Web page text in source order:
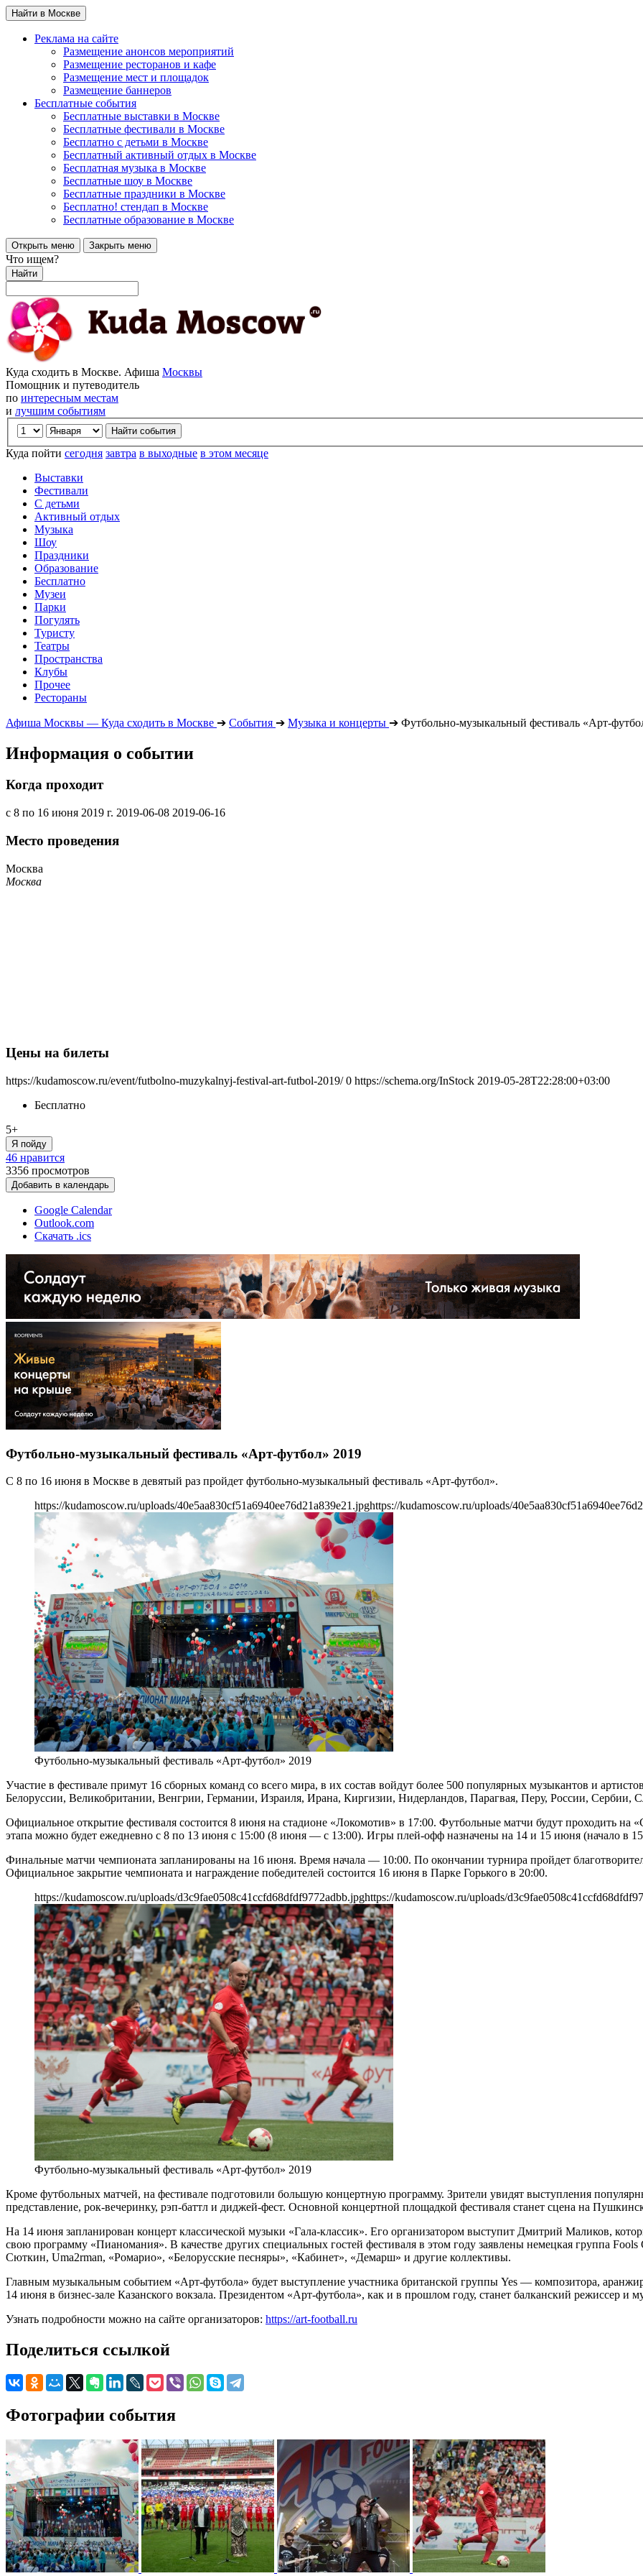
Найти в Москве
Реклама на сайте
Размещение анонсов мероприятий
Размещение ресторанов и кафе
Размещение мест и площадок
Размещение баннеров
Бесплатные события
Бесплатные выставки в Москве
Бесплатные фестивали в Москве
Бесплатно с детьми в Москве
Бесплатный активный отдых в Москве
Бесплатная музыка в Москве
Бесплатные шоу в Москве
Бесплатные праздники в Москве
Бесплатно! стендап в Москве
Бесплатные образование в Москве
Открыть меню Закрыть меню
Что ищем?
Найти
Куда сходить в Москве. Афиша Москвы
Помощник и путеводитель
по интересным местам
и лучшим событиям
Куда пойти сегодня завтра в выходные в этом месяце
Выставки
Фестивали
С детьми
Активный отдых
Музыка
Шоу
Праздники
Образование
Бесплатно
Музеи
Парки
Погулять
Туристу
Театры
Пространства
Клубы
Прочее
Рестораны
Афиша Москвы — Куда сходить в Москве ➔ События ➔ Музыка и концерты ➔ Футбольно-музыкальный фестиваль «Арт-
Информация о событии
Когда проходит
с 8 по 16 июня 2019 г. 2019-06-08 2019-06-16
Место проведения
Москва
Москва
Цены на билеты
https://kudamoscow.ru/event/futbolno-muzykalnyj-festival-art-futbol-2019/ 0 https://schema.org/InStock 2019-05-28T22:28:00+03:00
Бесплатно
5+
Я пойду
46 нравится
3356 просмотров
Добавить в календарь
Google Calendar
Outlook.com
Скачать .ics
Футбольно-музыкальный фестиваль «Арт-футбол» 2019
С 8 по 16 июня в Москве в девятый раз пройдет футбольно-музыкальный фестиваль «Арт-футбол».
https://kudamoscow.ru/uploads/40e5aa830cf51a6940ee76d21a839e21.jpghttps://kudamoscow.ru/uploads/
Футбольно-музыкальный фестиваль «Арт-футбол» 2019
Участие в фестивале примут 16 сборных команд со всего мира, в их состав войдут более 500 популярных музыкантов и
Белоруссии, Великобритании, Венгрии, Германии, Израиля, Ирана, Киргизии, Нидерландов, Парагвая, Перу, России,
Официальное открытие фестиваля состоится 8 июня на стадионе «Локомотив» в 17:00. Футбольные матчи будут проходить на
этапа можно будет ежедневно с 8 по 13 июня с 15:00 (8 июня — с 13:00). Игры плей-офф назначены на 14 и 15 июня (начало в
Финальные матчи чемпионата запланированы на 16 июня. Время начала — 10:00. По окончании турнира пройдет
Официальное закрытие чемпионата и награждение победителей состоится 16 июня в Парке Горького в 20:00.
https://kudamoscow.ru/uploads/d3c9fae0508c41ccfd68dfdf9772adbb.jpghttps://kudamoscow.ru/uploads/
Футбольно-музыкальный фестиваль «Арт-футбол» 2019
Кроме футбольных матчей, на фестивале подготовили большую концертную программу. Зрители увидят выступления
представление, рок-вечеринку, рэп-баттл и диджей-фест. Основной концертной площадкой фестиваля станет сцена на
На 14 июня запланирован концерт классической музыки «Гала-классик». Его организатором выступит Дмитрий Маликов,
свою программу «Пианомания». В качестве других специальных гостей фестиваля в этом году заявлены немецкая группа
Сюткин, Uma2rman, «Ромарио», «Белорусские песняры», «Кабинет», «Демарш» и другие коллективы.
Главным музыкальным событием «Арт-футбола» будет выступление участника британской группы Yes — композитора,
14 июня в бизнес-зале Казанского вокзала. Президентом «Арт-футбола», как и в прошлом году, станет балканский режиссер и
Узнать подробности можно на сайте организаторов: https://art-football.ru
Поделиться ссылкой
Фотографии события